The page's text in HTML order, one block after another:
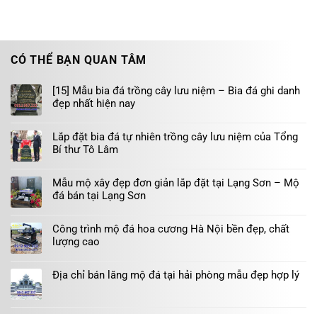
CÓ THỂ BẠN QUAN TÂM
[15] Mẫu bia đá trồng cây lưu niệm – Bia đá ghi danh
đẹp nhất hiện nay
Lắp đặt bia đá tự nhiên trồng cây lưu niệm của Tổng
Bí thư Tô Lâm
Mẫu mộ xây đẹp đơn giản lắp đặt tại Lạng Sơn – Mộ
đá bán tại Lạng Sơn
Công trình mộ đá hoa cương Hà Nội bền đẹp, chất
lượng cao
Địa chỉ bán lăng mộ đá tại hải phòng mẫu đẹp hợp lý